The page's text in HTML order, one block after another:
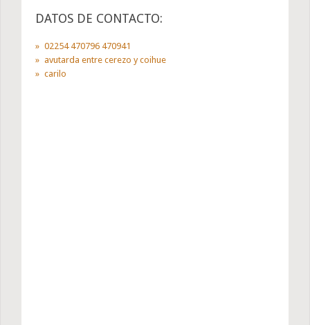
DATOS DE CONTACTO:
02254 470796 470941
avutarda entre cerezo y coihue
carilo